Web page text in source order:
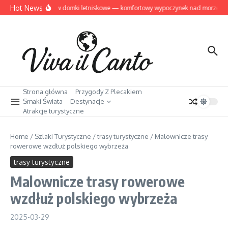
Przejdź do treści
Hot NewsDziwnów domki letniskowe — komfortowy wypoczynek nad morzem
Strona główna
Przygody Z Plecakiem
Smaki Świata
Destynacje
Atrakcje turystyczne
Home / Szlaki Turystyczne /trasy turystyczne / Malownicze trasy
rowerowe wzdłuż polskiego wybrzeża
trasy turystyczne
Malownicze trasy rowerowe
wzdłuż polskiego wybrzeża
2025-03-29